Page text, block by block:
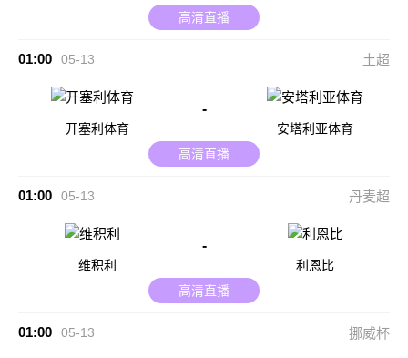
高清直播
01:00 05-13 土超
开塞利体育
-
安塔利亚体育
高清直播
01:00 05-13 丹麦超
维积利
-
利恩比
高清直播
01:00 05-13 挪威杯